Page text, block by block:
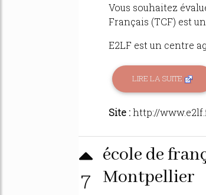
Vous souhaitez
Français (TCF) est
E2LF est un centre
LIRE LA SUITE
Site :http://
7
école de
Montpellier